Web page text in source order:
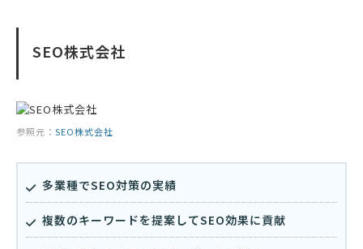
SEO株式会社
参照元： SEO株式会社
多業種でSEO対策の実績
複数のキーワードを提案してSEO効果に貢献